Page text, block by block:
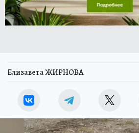
Елизавета ЖИРНОВА